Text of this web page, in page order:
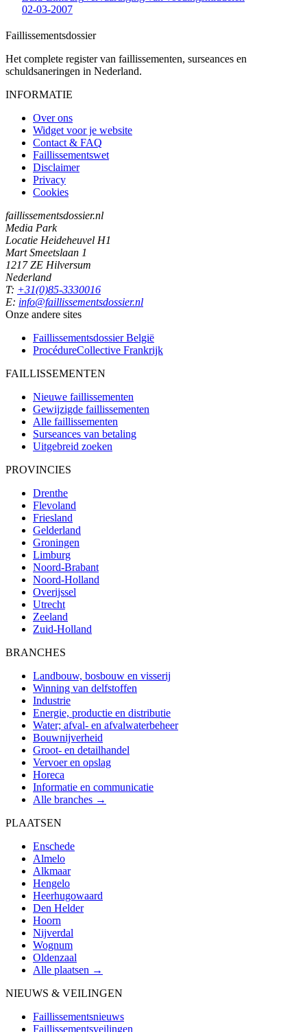
02-03-2007
Faillissementsdossier
Het complete register van faillissementen, surseances en
schuldsaneringen in Nederland.
INFORMATIE
Over ons
Widget voor je website
Contact & FAQ
Faillissementswet
Disclaimer
Privacy
Cookies
faillissementsdossier.nl
Media Park
Locatie Heideheuvel H1
Mart Smeetslaan 1
1217 ZE Hilversum
Nederland
T: +31(0)85-3330016
E: info@faillissementsdossier.nl
Onze andere sites
Faillissementsdossier België
ProcédureCollective Frankrijk
FAILLISSEMENTEN
Nieuwe faillissementen
Gewijzigde faillissementen
Alle faillissementen
Surseances van betaling
Uitgebreid zoeken
PROVINCIES
Drenthe
Flevoland
Friesland
Gelderland
Groningen
Limburg
Noord-Brabant
Noord-Holland
Overijssel
Utrecht
Zeeland
Zuid-Holland
BRANCHES
Landbouw, bosbouw en visserij
Winning van delfstoffen
Industrie
Energie, productie en distributie
Water; afval- en afvalwaterbeheer
Bouwnijverheid
Groot- en detailhandel
Vervoer en opslag
Horeca
Informatie en communicatie
Alle branches →
PLAATSEN
Enschede
Almelo
Alkmaar
Hengelo
Heerhugowaard
Den Helder
Hoorn
Nijverdal
Wognum
Oldenzaal
Alle plaatsen →
NIEUWS & VEILINGEN
Faillissementsnieuws
Faillissementsveilingen